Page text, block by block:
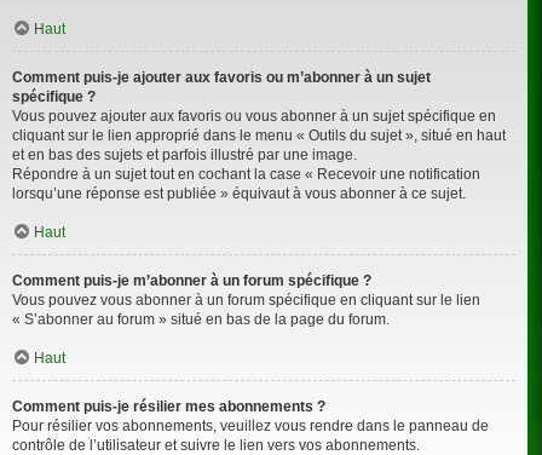
Haut
Comment puis-je ajouter aux favoris ou m’abonner à un sujet
spécifique ?
Vous pouvez ajouter aux favoris ou vous abonner à un sujet spécifique en
cliquant sur le lien approprié dans le menu « Outils du sujet », situé en haut
et en bas des sujets et parfois illustré par une image.
Répondre à un sujet tout en cochant la case « Recevoir une notification
lorsqu’une réponse est publiée » équivaut à vous abonner à ce sujet.
Haut
Comment puis-je m’abonner à un forum spécifique ?
Vous pouvez vous abonner à un forum spécifique en cliquant sur le lien
« S’abonner au forum » situé en bas de la page du forum.
Haut
Comment puis-je résilier mes abonnements ?
Pour résilier vos abonnements, veuillez vous rendre dans le panneau de
contrôle de l’utilisateur et suivre le lien vers vos abonnements.